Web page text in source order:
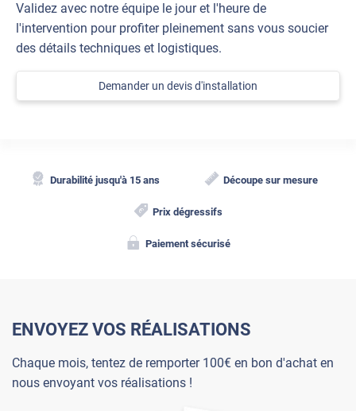
Validez avec notre équipe le jour et l'heure de
l'intervention pour profiter pleinement sans vous soucier
des détails techniques et logistiques.
Demander un devis d'installation
Durabilité jusqu'à 15 ans Découpe sur mesure
Prix dégressifs
Paiement sécurisé
ENVOYEZ VOS RÉALISATIONS
Chaque mois, tentez de remporter 100€ en bon d'achat en
nous envoyant vos réalisations !